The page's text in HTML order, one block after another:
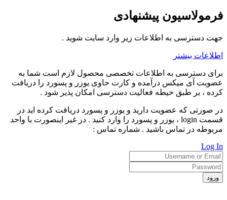
فرمولاسیون پیشنهادی
جهت دسترسی به اطلاعات زیر وارد سایت شوید .
اطلاعات بیشتر
برای دسترسی به اطلاعات تخصصی محصول لازم است شما به
عضویت آی میکس درآمده و کارت حاوی یوزر و پسورد را دریافت
کرده ، بر طبق حیطه فعالیت دسترسی امکان پذیر شود .
در صورتی که عضویت دارید و یوزر و پسورد دریافت کرده اید در
قسمت login ، یوزر و پسورد را وارد کنید . در غیر اینصورت با واحد
مربوطه در تماس باشید . شماره تماس :
Log In
ورود